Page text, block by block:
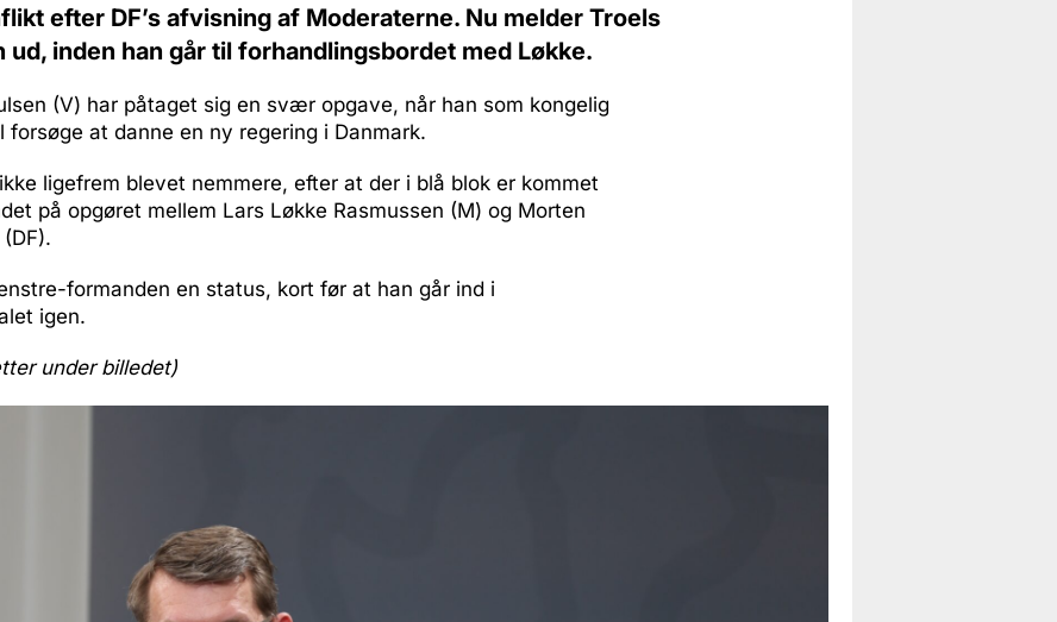
efter DF’s afvisning af Moderaterne. Nu melder Troels
ud, inden han går til forhandlingsbordet med Løkke.
(V) har påtaget sig en svær opgave, når han som kongelig
forsøge at danne en ny regering i Danmark.
ligefrem blevet nemmere, efter at der i blå blok er kommet
på opgøret mellem Lars Løkke Rasmussen (M) og Morten
formanden en status, kort før at han går ind i
igen.
under billedet)